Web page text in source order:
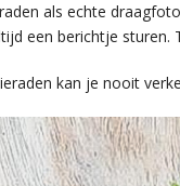
als echte
een berichtje sturen.
kan je nooit